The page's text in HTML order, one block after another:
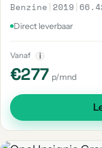
Benzine | 2019 |
Direct leverbaar
Vanaf i
€277 p/mnd